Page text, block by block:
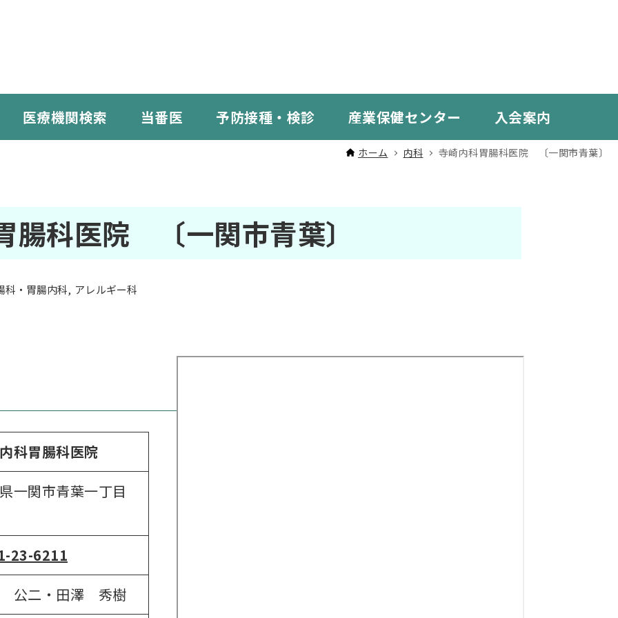
医療機関検索 当番医 予防接種・検診 産業保健センター 入会案内
ホーム 内科 寺崎内科胃腸科医院 〔一関市青葉〕
腸科医院 〔一関市青葉〕
科・胃腸内科 アレルギー科
科胃腸科医院
一関市青葉一丁目
23-6211
公二・田澤 秀樹